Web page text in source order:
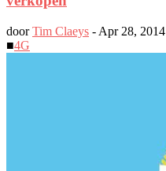
doorTim Claeys - Apr 28, 2014
■4G